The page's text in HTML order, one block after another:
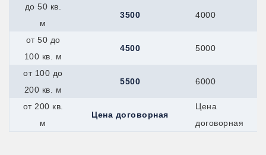
Новошахтинск
Ногинск
Обнинск
Озёры
до 50 кв.
м
3500 4000
от 50 до
100 кв. м
4500 5000
от 100 до
200 кв. м
5500 6000
от 200 кв.
м
Цена договорная
Цена
договорная